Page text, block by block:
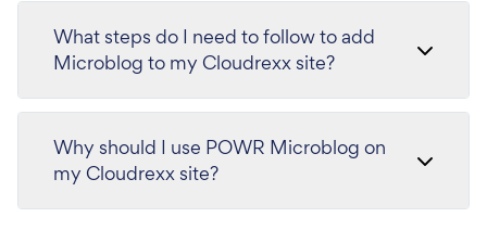
What steps do I need to follow to add
Microblog to my Cloudrexx site?
Why should I use POWR Microblog on
my Cloudrexx site?